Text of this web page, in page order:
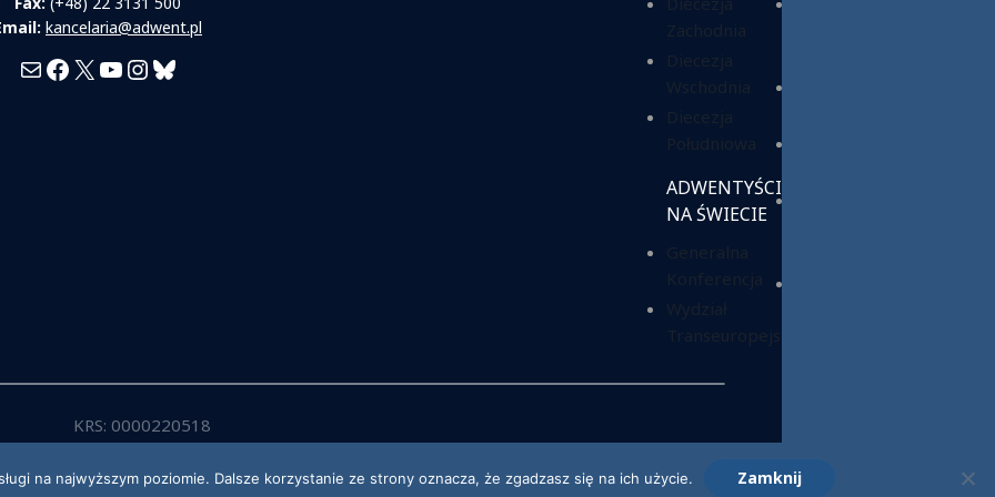
kancelaria@adwent.pl
MailFacebook
X YouTube
Instagram
Bluesky
ADWENTYŚCI
NA ŚWIECIE
KRS: 0000220518
Kościół Adwentystów Dnia Siódmego w RP
na najwyższym poziomie. Dalsze korzystanie ze strony oznacza, że zgadzasz się na ich użycie. Zamknij